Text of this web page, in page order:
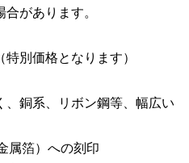
があります。
別価格となります）
銅系、リボン鋼等、幅広い
属箔）への刻印